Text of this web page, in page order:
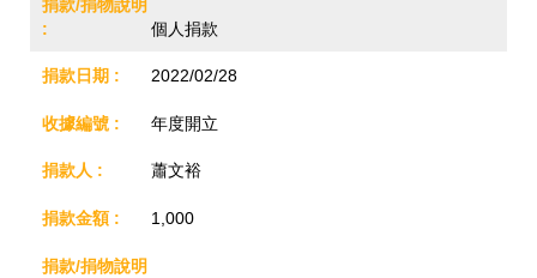
個人捐款
2022/02/28
年度開立
蕭文裕
1,000